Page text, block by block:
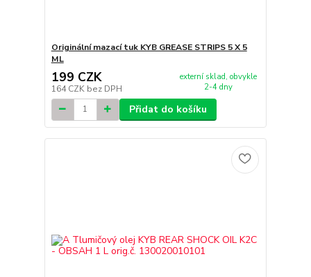
Originální mazací tuk KYB GREASE STRIPS 5 X 5
ML
199 CZK
164 CZK bez DPH
externí sklad, obvykle
2-4 dny
Přidat do košíku